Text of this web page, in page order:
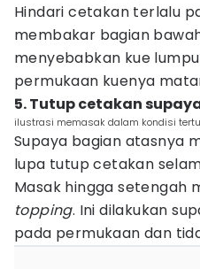
Hindari cetakan terlalu
membakar bagian
menyebabkan kue
permukaan kuenya
5. Tutup cetakan
ilustrasi memasak dalam kondisi
Supaya bagian atasnya
lupa tutup cetakan
Masak hingga setengah
topping. Ini dilakukan
pada permukaan dan